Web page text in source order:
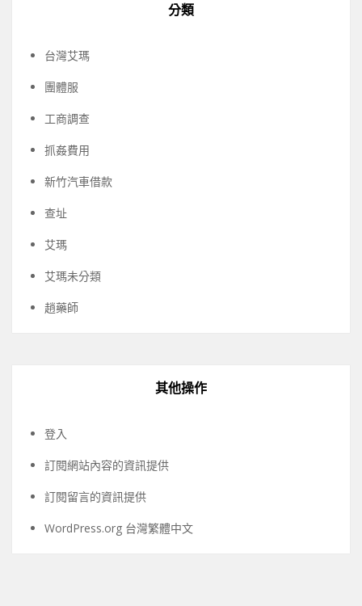
分類
台灣艾瑪
團體服
工商調查
抓姦費用
新竹汽車借款
查址
艾瑪
艾瑪未分類
趙藥師
其他操作
登入
訂閱網站內容的資訊提供
訂閱留言的資訊提供
WordPress.org 台灣繁體中文